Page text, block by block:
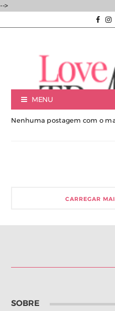
-->
MENU
Nenhuma postagem com o
CARREGAR
SOBRE